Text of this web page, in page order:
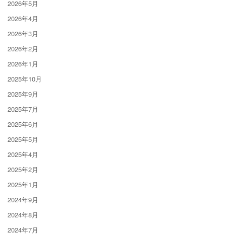
2026年5月
2026年4月
2026年3月
2026年2月
2026年1月
2025年10月
2025年9月
2025年7月
2025年6月
2025年5月
2025年4月
2025年2月
2025年1月
2024年9月
2024年8月
2024年7月